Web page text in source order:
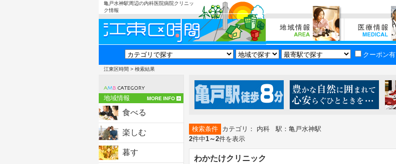
亀戸水神駅周辺の内科医院病院クリニッ
ク情報
クーポン有
江東区時間 > 検索結果
地域情報
食べる
楽しむ
暮す
検索条件 カテゴリ： 内科 駅：亀戸水神駅
2件中1～2件を表示
わかたけクリニック